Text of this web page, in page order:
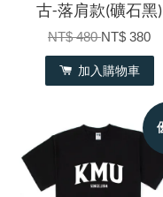
古-落肩款(礦石黑)
NT$ 480NT$ 380
加入購物車